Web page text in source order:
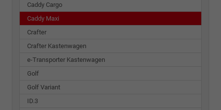
Caddy Cargo
Caddy Maxi
Crafter
Crafter Kastenwagen
e-Transporter Kastenwagen
Golf
Golf Variant
ID.3